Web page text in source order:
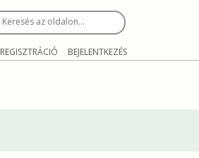
Keresés az oldalon…
REGISZTRÁCIÓ BEJELENTKEZÉS